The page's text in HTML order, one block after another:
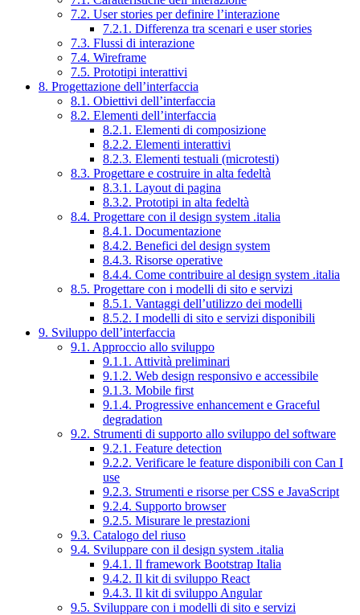
7.2. User stories per definire l’interazione
7.2.1. Differenza tra scenari e user stories
7.3. Flussi di interazione
7.4. Wireframe
7.5. Prototipi interattivi
8. Progettazione dell’interfaccia
8.1. Obiettivi dell’interfaccia
8.2. Elementi dell’interfaccia
8.2.1. Elementi di composizione
8.2.2. Elementi interattivi
8.2.3. Elementi testuali (microtesti)
8.3. Progettare e costruire in alta fedeltà
8.3.1. Layout di pagina
8.3.2. Prototipi in alta fedeltà
8.4. Progettare con il design system .italia
8.4.1. Documentazione
8.4.2. Benefici del design system
8.4.3. Risorse operative
8.4.4. Come contribuire al design system .italia
8.5. Progettare con i modelli di sito e servizi
8.5.1. Vantaggi dell’utilizzo dei modelli
8.5.2. I modelli di sito e servizi disponibili
9. Sviluppo dell’interfaccia
9.1. Approccio allo sviluppo
9.1.1. Attività preliminari
9.1.2. Web design responsivo e accessibile
9.1.3. Mobile first
9.1.4. Progressive enhancement e Graceful
degradation
9.2. Strumenti di supporto allo sviluppo del software
9.2.1. Feature detection
9.2.2. Verificare le feature disponibili con Can I
use
9.2.3. Strumenti e risorse per CSS e JavaScript
9.2.4. Supporto browser
9.2.5. Misurare le prestazioni
9.3. Catalogo del riuso
9.4. Sviluppare con il design system .italia
9.4.1. Il framework Bootstrap Italia
9.4.2. Il kit di sviluppo React
9.4.3. Il kit di sviluppo Angular
9.5. Sviluppare con i modelli di sito e servizi